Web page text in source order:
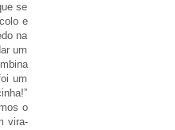
se
e
na
um
um
o
vira-